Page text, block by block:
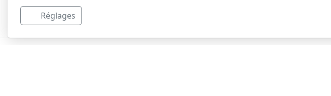
Réglages